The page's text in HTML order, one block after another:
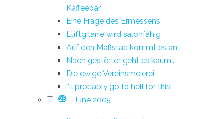
Kaffeebar
Eine Frage des Ermessens
Luftgitarre wird salonfähig
Auf den Maßstab kommt es an
Noch gestörter geht es kaum...
Die ewige Vereinsmeierei
i'll probably go to hell for this
25 June 2005